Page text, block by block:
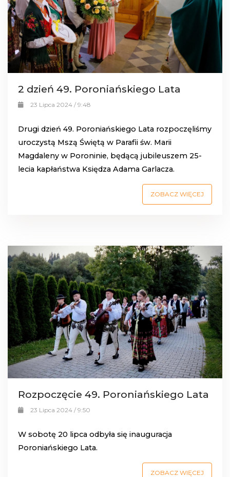
2 dzień 49. Poroniańskiego Lata
23 Lipca 2024 / 9:48
Drugi dzień 49. Poroniańskiego Lata rozpoczęliśmy
uroczystą Mszą Świętą w Parafii św. Marii
Magdaleny w Poroninie, będącą jubileuszem 25-
lecia kapłaństwa Księdza Adama Garlacza.
ZOBACZ WIĘCEJ
Rozpoczęcie 49. Poroniańskiego Lata
23 Lipca 2024 / 9:50
W sobotę 20 lipca odbyła się inauguracja
Poroniańskiego Lata.
ZOBACZ WIĘCEJ